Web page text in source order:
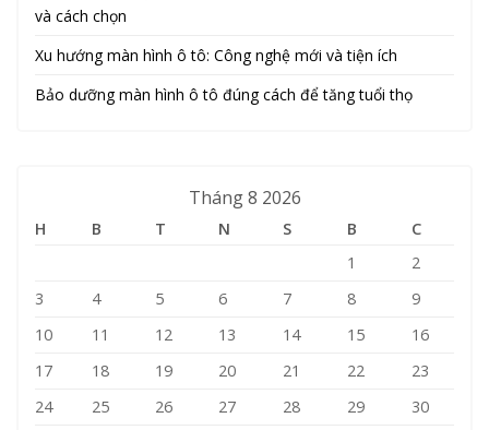
và cách chọn
Xu hướng màn hình ô tô: Công nghệ mới và tiện ích
Bảo dưỡng màn hình ô tô đúng cách để tăng tuổi thọ
Tháng 8 2026
H B T N S B
C
1
2
3
4 5 6 7 8
9
10
11 12 13 14 15
16
17
18 19 20 21 22
23
24
25 26 27 28 29
30